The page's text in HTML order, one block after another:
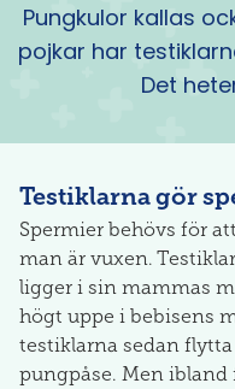
Pungkulor kallas
pojkar har
Det
Testiklarna gör
Spermier behövs för
man är vuxen.
ligger i sin mammas
högt uppe i bebisens
testiklarna sedan
pungpåse. Men ibland